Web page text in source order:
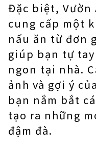
Đặc biệt, Vườn
cung cấp một
nấu ăn từ đơn
giúp bạn tự
ngon tại nhà.
ảnh và gợi ý
bạn nắm bắt
tạo ra những
đậm đà.